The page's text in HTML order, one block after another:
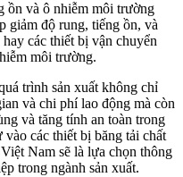
ồn và ô nhiễm môi trường
giảm độ rung, tiếng ồn, và
các thiết bị vận chuyển
môi trường.
trình sản xuất không chỉ
và chi phí lao động mà còn
và tăng tính an toàn trong
các thiết bị băng tải chất
Nam sẽ là lựa chọn thông
trong ngành sản xuất.